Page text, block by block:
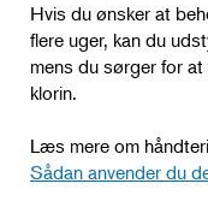
Hvis du ønsker at
flere uger, kan du
mens du sørger for
klorin.
Læs mere om
Sådan anvender du